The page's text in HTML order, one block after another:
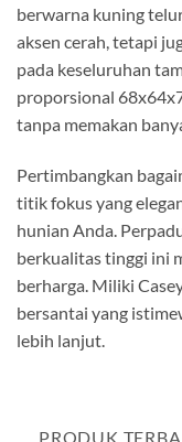
berwarna kuning
aksen cerah, tetapi
pada keseluruhan
proporsional
tanpa memakan
Pertimbangkan
titik fokus yang
hunian Anda.
berkualitas tinggi ini
berharga. Miliki
bersantai yang
lebih lanjut.
PRODUK